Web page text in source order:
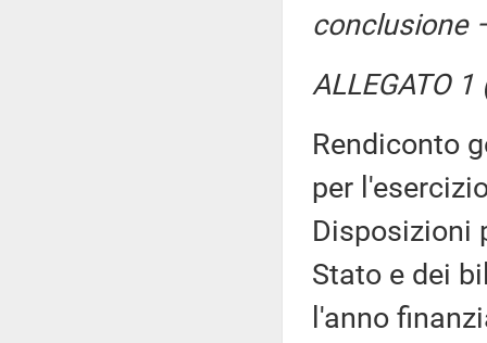
conclusione
ALLEGATO
Rendiconto
per
Disposizioni
Stato e dei
l'anno